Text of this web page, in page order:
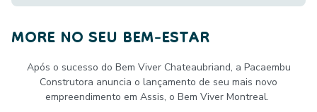
MORE NO SEU BEM-ESTAR
Após o sucesso do Bem Viver Chateaubriand, a Pacaembu
Construtora anuncia o lançamento de seu mais novo
empreendimento em Assis, o Bem Viver Montreal.